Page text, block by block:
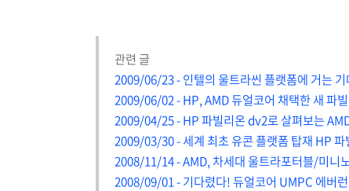
관련 글
2009/06/23 - 인텔의 울트라씬 플랫폼에 거는 기
2009/06/02 - HP, AMD 듀얼코어 채택한 새 파
2009/04/25 - HP 파빌리온 dv2로 살펴보는
2009/03/30 - 세계 최초 유콘 플랫폼 탑재 HP
2008/11/14 - AMD, 차세대 울트라포터블/미니
2008/09/01 - 기다렸다! 듀얼코어 UMPC 에버